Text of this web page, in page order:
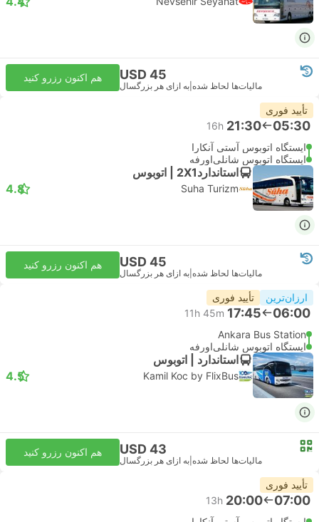
USD 45
مالیات‌ها لحاظ شده به ازای هر بزرگسال
هم اکنون رزرو کنید
تأیید فوری
05:30
21:30
16h
ایستگاه اتوبوس آستی آنکارا
ایستگاه اتوبوس شانلی‌اورفه
استاندارد2X1 | اتوبوس
Suha Turizm
4.8
USD 45
مالیات‌ها لحاظ شده به ازای هر بزرگسال
هم اکنون رزرو کنید
ارزان‌ترین تأیید فوری
06:00
17:45
11h 45m
Ankara Bus Station
ایستگاه اتوبوس شانلی‌اورفه
استاندارد | اتوبوس
Kamil Koc by FlixBus
4.5
USD 43
مالیات‌ها لحاظ شده به ازای هر بزرگسال
هم اکنون رزرو کنید
تأیید فوری
07:00
20:00
13h